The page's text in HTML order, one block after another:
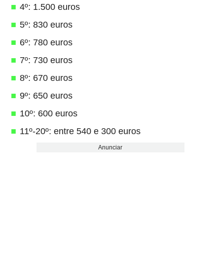
4º: 1.500 euros
5º: 830 euros
6º: 780 euros
7º: 730 euros
8º: 670 euros
9º: 650 euros
10º: 600 euros
11º-20º: entre 540 e 300 euros
Anunciar